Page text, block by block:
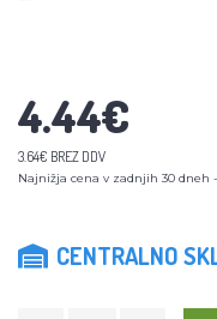
4.44€
3.64€ BREZ DDV
Najnižja cena v zadnjih 30 dneh
CENTRALNO